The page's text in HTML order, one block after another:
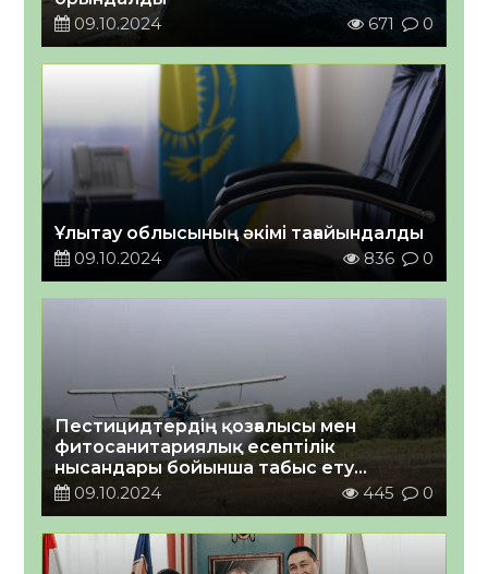
09.10.2024
671 0
Ұлытау облысының әкімі тағайындалды
09.10.2024
836 0
Пестицидтердің қозғалысы мен
фитосанитариялық есептілік
нысандары бойынша табыс ету
мерзімдері мен тәртібі
09.10.2024 445 0